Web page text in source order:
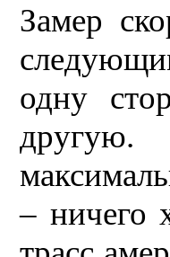
Замер
одну
– ничего